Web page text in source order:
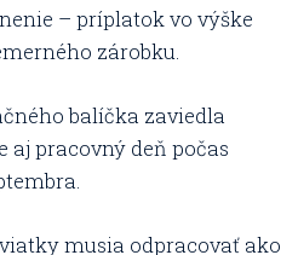
– príplatok vo výške
zárobku.
balíčka zaviedla
aj pracovný deň počas
musia odpracovať ako